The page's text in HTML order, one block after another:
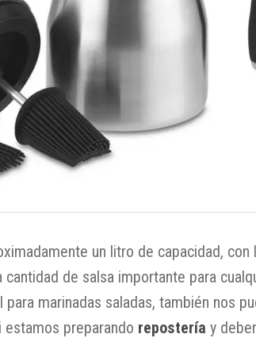
un litro de capacidad, con
cantidad de salsa importante para
marinadas saladas, también nos
preparando repostería y